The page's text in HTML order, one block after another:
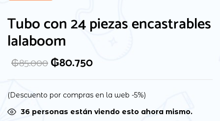
Tubo con 24 piezas encastrables
lalaboom
₲85.000₲80.750
(Descuento por compras en la web -5%)
36 personas están viendo esto ahora mismo.